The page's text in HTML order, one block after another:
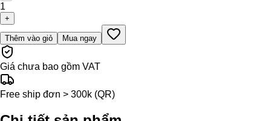
1
+
Thêm vào giỏ Mua ngay
Giá chưa bao gồm VAT
Free ship đơn > 300k (QR)